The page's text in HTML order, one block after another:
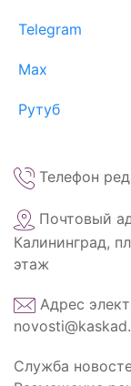
Telegram
Max
Рутуб
Телефон
Почтовый
Калининград,
этаж
Адрес
Служба